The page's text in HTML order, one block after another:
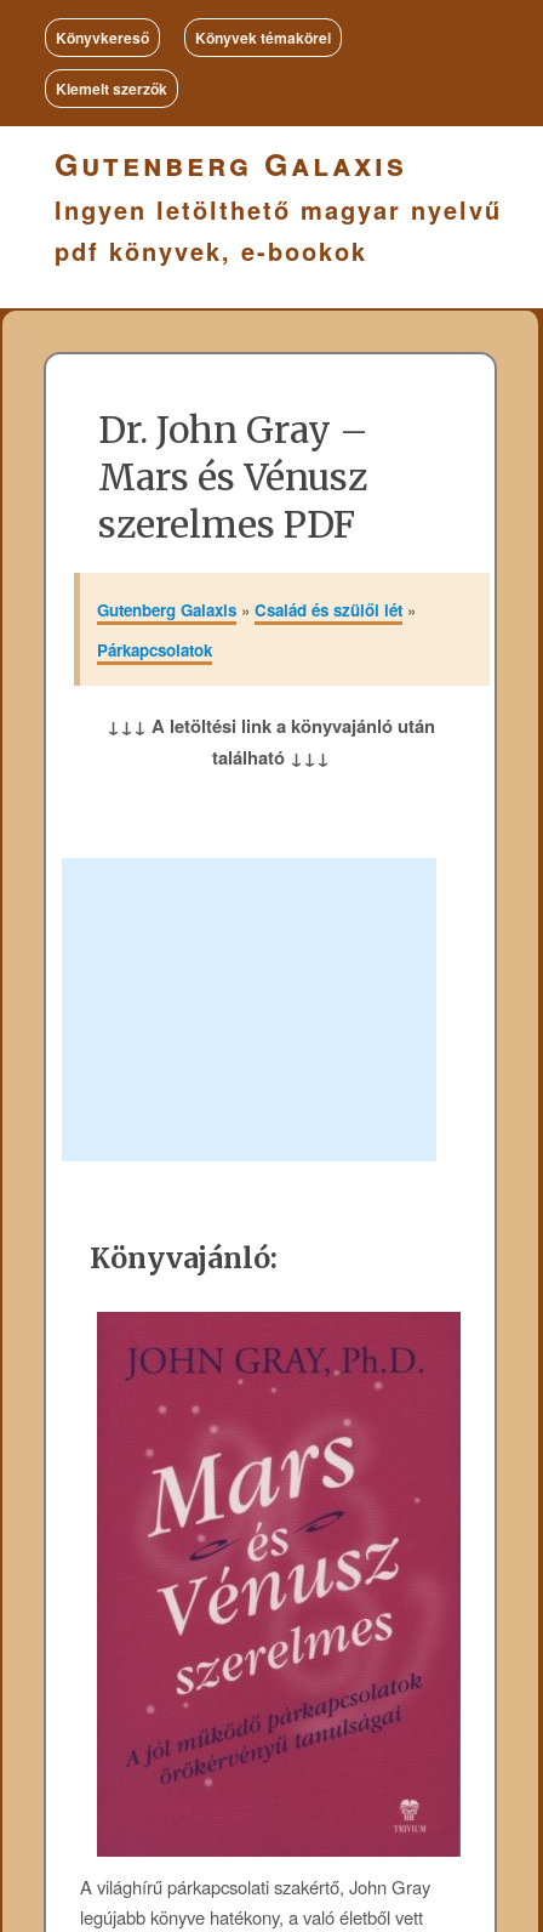
Könyvkereső Könyvek témakörei
Kiemelt szerzők
Gutenberg Galaxis
Ingyen letölthető magyar nyelvű
pdf könyvek, e-bookok
Dr. John Gray –
Mars és Vénusz
szerelmes PDF
Gutenberg Galaxis» Család és szülői lét»
Párkapcsolatok
↓↓↓ A letöltési link a könyvajánló után
található ↓↓↓
Könyvajánló:
A világhírű párkapcsolati szakértő, John Gray
legújabb könyve hatékony, a való életből vett